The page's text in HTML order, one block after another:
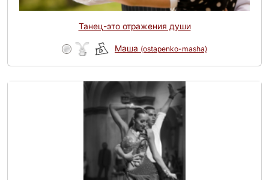
Танец-это отражения души
Маша (ostapenko-masha)